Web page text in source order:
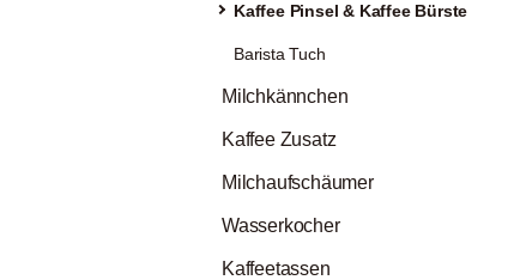
Kaffee Pinsel & Kaffee Bürste
Barista Tuch
Milchkännchen
Kaffee Zusatz
Milchaufschäumer
Wasserkocher
Kaffeetassen